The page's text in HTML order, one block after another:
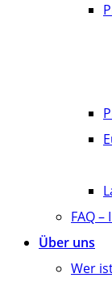
FAQ –
Über uns
Wer